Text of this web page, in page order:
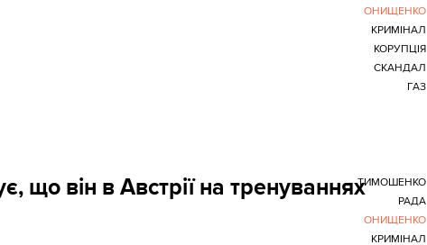
ОНИЩЕНКО
КРИМІНАЛ
КОРУПЦІЯ
СКАНДАЛ
ГАЗ
що він в Австрії на тренуванняхТИМОШЕНКО
РАДА
ОНИЩЕНКО
КРИМІНАЛ